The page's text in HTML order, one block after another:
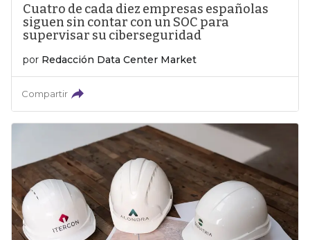
Cuatro de cada diez empresas españolas
siguen sin contar con un SOC para
supervisar su ciberseguridad
por Redacción Data Center Market
Compartir